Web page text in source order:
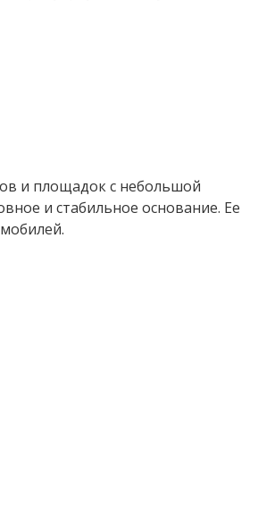
и площадок с небольшой
и стабильное основание. Ее